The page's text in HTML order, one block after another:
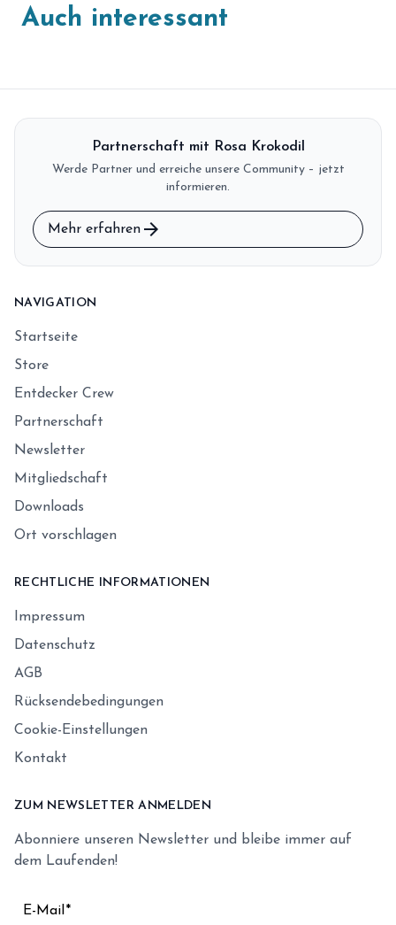
Auch interessant
Partnerschaft mit Rosa Krokodil
Werde Partner und erreiche unsere Community – jetzt
informieren.
Mehr erfahren arrow_forward
NAVIGATION
Startseite
Store
Entdecker Crew
Partnerschaft
Newsletter
Mitgliedschaft
Downloads
Ort vorschlagen
RECHTLICHE INFORMATIONEN
Impressum
Datenschutz
AGB
Rücksendebedingungen
Cookie-Einstellungen
Kontakt
ZUM NEWSLETTER ANMELDEN
Abonniere unseren Newsletter und bleibe immer auf
dem Laufenden!
E-Mail